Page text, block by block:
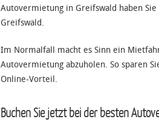
Autovermietung in Greifswald haben
Greifswald.
Im Normalfall macht es Sinn ein
Autovermietung abzuholen. So sparen
Online-Vorteil.
Buchen Sie jetzt bei der besten